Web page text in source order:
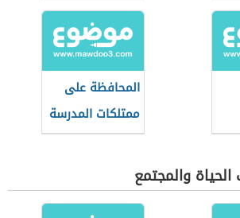
المحافظة على
ممتلكات المدرسة
والمجتمع